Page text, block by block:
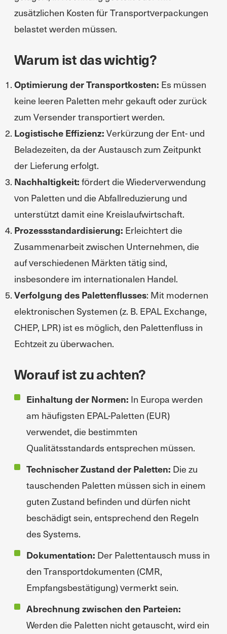
zusätzlichen Kosten für Transportverpackungen
belastet werden müssen.
Warum ist das wichtig?
Optimierung der Transportkosten: Es müssen
keine leeren Paletten mehr gekauft oder zurück
zum Versender transportiert werden.
Logistische Effizienz: Verkürzung der Ent- und
Beladezeiten, da der Austausch zum Zeitpunkt
der Lieferung erfolgt.
Nachhaltigkeit: fördert die Wiederverwendung
von Paletten und die Abfallreduzierung und
unterstützt damit eine Kreislaufwirtschaft.
Prozessstandardisierung: Erleichtert die
Zusammenarbeit zwischen Unternehmen, die
auf verschiedenen Märkten tätig sind,
insbesondere im internationalen Handel.
Verfolgung des Palettenflusses: Mit modernen
elektronischen Systemen (z. B. EPAL Exchange,
CHEP, LPR) ist es möglich, den Palettenfluss in
Echtzeit zu überwachen.
Worauf ist zu achten?
Einhaltung der Normen: In Europa werden
am häufigsten EPAL-Paletten (EUR)
verwendet, die bestimmten
Qualitätsstandards entsprechen müssen.
Technischer Zustand der Paletten: Die zu
tauschenden Paletten müssen sich in einem
guten Zustand befinden und dürfen nicht
beschädigt sein, entsprechend den Regeln
des Systems.
Dokumentation: Der Palettentausch muss in
den Transportdokumenten (CMR,
Empfangsbestätigung) vermerkt sein.
Abrechnung zwischen den Parteien:
Werden die Paletten nicht getauscht, wird ein